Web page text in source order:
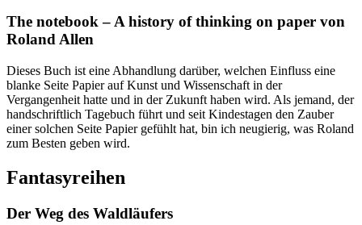
The notebook – A history of thinking on paper von
Roland Allen
Dieses Buch ist eine Abhandlung darüber, welchen Einfluss eine
blanke Seite Papier auf Kunst und Wissenschaft in der
Vergangenheit hatte und in der Zukunft haben wird. Als jemand, der
handschriftlich Tagebuch führt und seit Kindestagen den Zauber
einer solchen Seite Papier gefühlt hat, bin ich neugierig, was Roland
zum Besten geben wird.
Fantasyreihen
Der Weg des Waldläufers